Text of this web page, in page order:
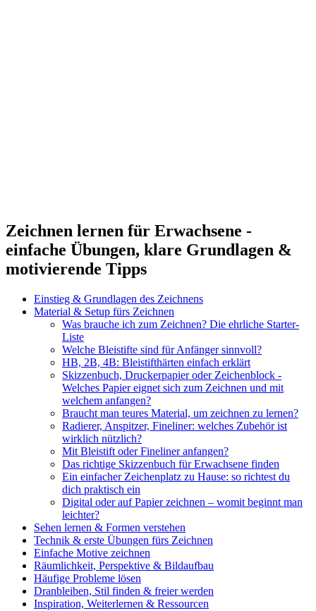
Zeichnen lernen für Erwachsene -
einfache Übungen, klare Grundlagen &
motivierende Tipps
Einstieg & Grundlagen des Zeichnens
Material & Setup fürs Zeichnen
Was brauche ich zum Zeichnen? Die ehrliche Starter-
Liste
Welche Bleistifte sind für Anfänger sinnvoll?
HB, 2B, 4B: Bleistifthärten einfach erklärt
Skizzenbuch, Druckerpapier oder Zeichenblock -
Welches Papier eignet sich zum Zeichnen und mit
welchem anfangen?
Braucht man teures Material, um zeichnen zu lernen?
Radierer, Anspitzer, Fineliner: welches Zubehör ist
wirklich nützlich?
Mit Bleistift oder Fineliner anfangen?
Das richtige Skizzenbuch für Erwachsene finden
Ein einfacher Zeichenplatz zu Hause: so richtest du
dich praktisch ein
Digital oder auf Papier zeichnen – womit beginnt man
leichter?
Sehen lernen & Formen verstehen
Technik & erste Übungen fürs Zeichnen
Einfache Motive zeichnen
Räumlichkeit, Perspektive & Bildaufbau
Häufige Probleme lösen
Dranbleiben, Stil finden & freier werden
Inspiration, Weiterlernen & Ressourcen